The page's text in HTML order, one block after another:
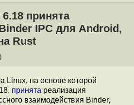
принята
IPC для Android,
Rust
Linux, на основе которой
принята реализация
взаимодействия Binder,